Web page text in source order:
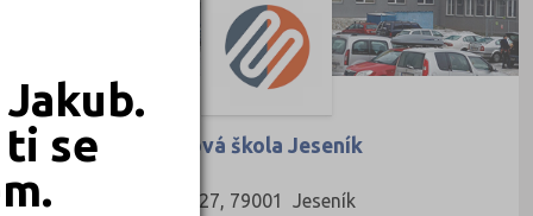
ti se
Střední průmyslová škola Jeseník
Dukelská 1240/27, 79001 Jeseník